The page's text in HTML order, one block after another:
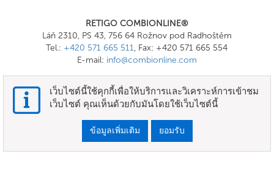
RETIGO COMBIONLINE®
Láň 2310, PS 43, 756 64 Rožnov pod Radhoštěm
Tel.: +420 571 665 511, Fax: +420 571 665 554
E-mail: info@combionline.com
OnlineMenu
ข้อกำหนดและเงื่อนไข
เว็บไซต์นี้ใช้คุกกี้เพื่อให้บริการและวิเคราะห์การเข้าชม
เว็บไซต์ คุณเห็นด้วยกับมันโดยใช้เว็บไซต์นี้
ข้อมูลเพิ่มเติม ยอมรับ